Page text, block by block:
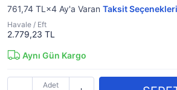
761,74 TL×4 Ay'a Varan Taksit Seçenekleri
Havale / Eft
2.779,23 TL
Aynı Gün Kargo
Adet